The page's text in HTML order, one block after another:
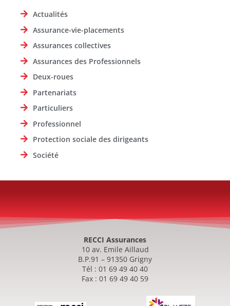
Actualités
Assurance-vie-placements
Assurances collectives
Assurances des Professionnels
Deux-roues
Partenariats
Particuliers
Professionnel
Protection sociale des dirigeants
Société
RECCI Assurances
10 av. Emile Aillaud
B.P.91 – 91350 Grigny
Tél : 01 69 49 40 40
Fax : 01 69 49 40 59